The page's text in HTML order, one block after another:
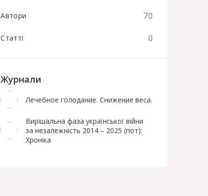
Автори 70
Статті 0
Журнали
Лечебное голодание. Снижение веса.
Вирішальна фаза української війни
за незалежність 2014 – 2025 (пот):
Хроніка